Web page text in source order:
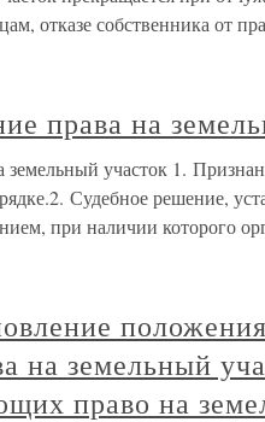
отказе собственника от
права на
участок 1.
Судебное решение,
при наличии которого
на земельный
право на